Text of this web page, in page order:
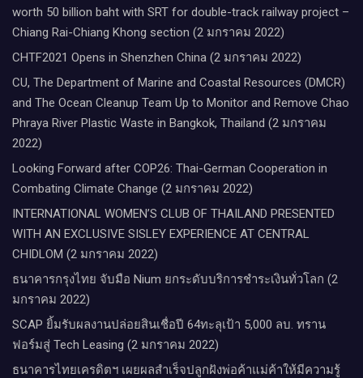
worth 50 billion baht with SRT for double-track railway project –
Chiang Rai-Chiang Khong section (2 มกราคม 2022)
CHTF2021 Opens in Shenzhen China (2 มกราคม 2022)
CU, The Department of Marine and Coastal Resources (DMCR)
and The Ocean Cleanup Team Up to Monitor and Remove Chao
Phraya River Plastic Waste in Bangkok, Thailand (2 มกราคม
2022)
Looking Forward after COP26: Thai-German Cooperation in
Combating Climate Change (2 มกราคม 2022)
INTERNATIONAL WOMEN’S CLUB OF THAILAND PRESENTED
WITH AN EXCLUSIVE SISLEY EXPERIENCE AT CENTRAL
CHIDLOM (2 มกราคม 2022)
ธนาคารกรุงไทย จับมือ Nium ยกระดับบริการชำระเงินทั่วโลก (2
มกราคม 2022)
SCAP ยิ้มรับผลงานปล่อยสินเชื่อปี 64ทะลุเป้า 5,000 ลบ. ทราน
ฟอร์มสู่ Tech Leasing (2 มกราคม 2022)
ธนาคารไทยเครดิตฯ เผยผลสำเร็จปลูกฝังพ่อค้าแม่ค้าให้มีความรู้